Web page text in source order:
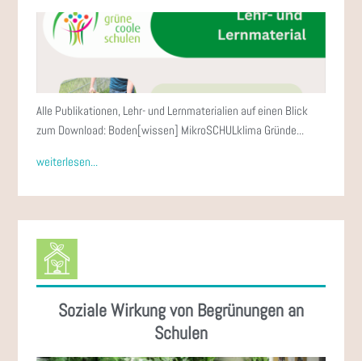
Alle Publikationen, Lehr- und Lernmaterialien auf einen Blick
zum Download: Boden[wissen] MikroSCHULklima Gründe...
weiterlesen...
Soziale Wirkung von Begrünungen an
Schulen